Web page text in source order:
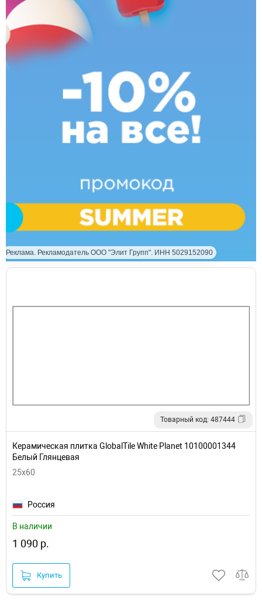
Реклама. Рекламодатель ООО "Элит Групп". ИНН 5029152090
Товарный код: 487444
Керамическая плитка GlobalTile White Planet 10100001344
Белый Глянцевая
25x60
Россия
В наличии
1 090 р.
Купить